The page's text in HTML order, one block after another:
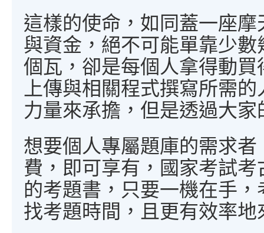
這樣的使命，如同蓋一座
與資金，絕不可能單靠少
個瓦，卻是每個人拿得動
上傳與相關程式撰寫所需
力量來承擔，但是透過大
想要個人專屬題庫的需求
費，即可享有，國家考試
的考題書，只要一機在手
找考題時間，且更有效率